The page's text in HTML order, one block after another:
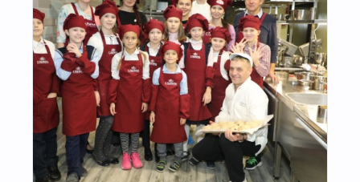
В рамках экскурсии посетители знакомятся с
архивными фотографиями, иллюстрирующими
работу мастеров-валяльщиков, изучают
предметы, использовавшиеся для подготовки
шерсти и её валяния, а также узнают о роли
валенок в национальной культуре и их значении
в условиях российского климата. Отдельное
внимание уделено современным технологиям
производства и сохранению ремесленных
практик.